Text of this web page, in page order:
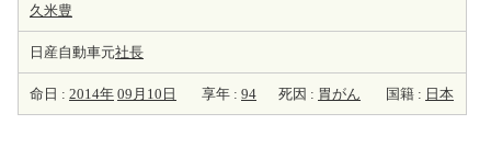
久米豊
日産自動車元社長
命日 : 2014年 09月10日 享年 : 94 死因 : 胃がん 国籍 : 日本